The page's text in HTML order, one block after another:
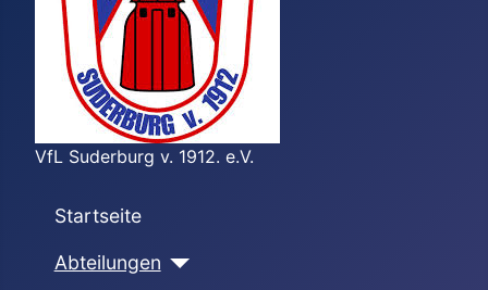
VfL Suderburg v. 1912. e.V.
Startseite
Abteilungen